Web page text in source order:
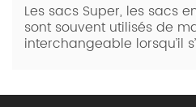
Les sacs Super, les sacs
sont souvent utilisés de
interchangeable lorsqu’il
des matériaux, des